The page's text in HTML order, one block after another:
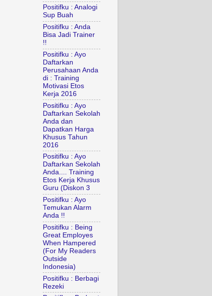
Positifku : Analogi
Sup Buah
Positifku : Anda
Bisa Jadi Trainer
!!
Positifku : Ayo
Daftarkan
Perusahaan Anda
di : Training
Motivasi Etos
Kerja 2016
Positifku : Ayo
Daftarkan Sekolah
Anda dan
Dapatkan Harga
Khusus Tahun
2016
Positifku : Ayo
Daftarkan Sekolah
Anda.... Training
Etos Kerja Khusus
Guru (Diskon 3
Positifku : Ayo
Temukan Alarm
Anda !!
Positifku : Being
Great Employes
When Hampered
(For My Readers
Outside
Indonesia)
Positifku : Berbagi
Rezeki